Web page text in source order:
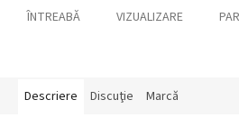
ÎNTREABĂ VIZUALIZARE
Descriere Discuţie Marcă